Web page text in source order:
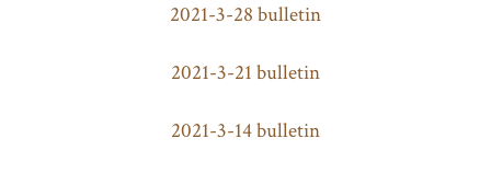
2021-3-28 bulletin
2021-3-21 bulletin
2021-3-14 bulletin